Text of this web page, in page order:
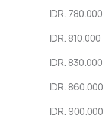
IDR. 780.000
IDR. 810.000
IDR. 830.000
IDR. 860.000
IDR. 900.000